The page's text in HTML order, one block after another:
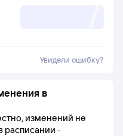
Увидели ошибку?
в
изменений не
расписании -